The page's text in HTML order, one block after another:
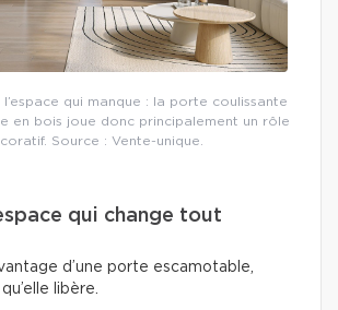
l’espace qui manque : la porte coulissante
en bois joue donc principalement un rôle
Source : Vente-unique.
qui change tout
d’une porte escamotable,
libère.